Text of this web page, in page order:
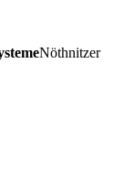
Nöthnitzer